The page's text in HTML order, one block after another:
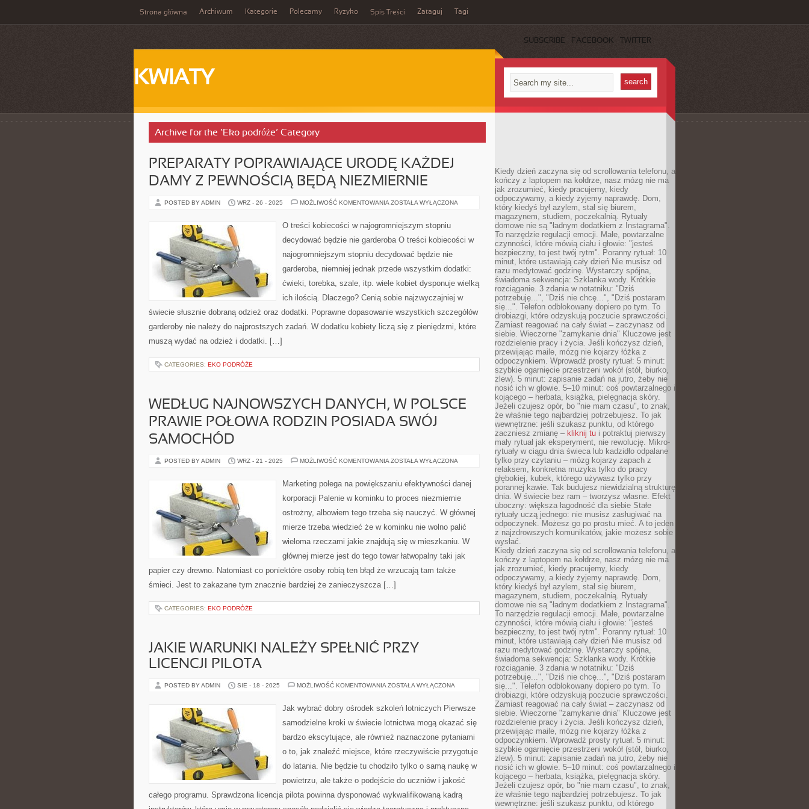
Strona główna Archiwum Kategorie Polecamy Ryzyko Spis Treści Zataguj Tagi
SUBSCRIBE FACEBOOK TWITTER
KWIATY
Archive for the ‘Eko podróże’ Category
PREPARATY POPRAWIAJĄCE URODĘ KAŻDEJ
DAMY Z PEWNOŚCIĄ BĘDĄ NIEZMIERNIE
POSTED BY ADMIN WRZ - 26 - 2025 MOŻLIWOŚĆ KOMENTOWANIA PREPARATY
KAŻDEJ
DAMY
PEWNOŚCIĄ
NIEZMIERNIE
ZOSTAŁA WYŁĄCZONA
O treści kobiecości w najogromniejszym stopniu
decydować będzie nie garderoba O treści kobiecości w
najogromniejszym stopniu decydować będzie nie
garderoba, niemniej jednak przede wszystkim dodatki:
ćwieki, torebka, szale, itp. wiele kobiet dysponuje wielką
ich ilością. Dlaczego? Cenią sobie najzwyczajniej w
świecie słusznie dobraną odzież oraz dodatki. Poprawne dopasowanie wszystkich szczegółów
garderoby nie należy do najprostszych zadań. W dodatku kobiety liczą się z pieniędzmi, które
muszą wydać na odzież i dodatki. […]
CATEGORIES: EKO PODRÓŻE
WEDŁUG NAJNOWSZYCH DANYCH, W POLSCE
PRAWIE POŁOWA RODZIN POSIADA SWÓJ
SAMOCHÓD
POSTED BY ADMIN WRZ - 21 - 2025 MOŻLIWOŚĆ KOMENTOWANIA WEDŁUG
POLSCE
POŁOWA
POSIADA
SAMOCHÓD
ZOSTAŁA WYŁĄCZONA
Marketing polega na powiększaniu efektywności danej
korporacji Palenie w kominku to proces niezmiernie
ostrożny, albowiem tego trzeba się nauczyć. W głównej
mierze trzeba wiedzieć że w kominku nie wolno palić
wieloma rzeczami jakie znajdują się w mieszkaniu. W
głównej mierze jest do tego towar łatwopalny taki jak
papier czy drewno. Natomiast co poniektóre osoby robią ten błąd że wrzucają tam także
śmieci. Jest to zakazane tym znacznie bardziej że zanieczyszcza […]
CATEGORIES: EKO PODRÓŻE
JAKIE WARUNKI NALEŻY SPEŁNIĆ PRZY
LICENCJI PILOTA
POSTED BY ADMIN SIE - 18 - 2025 MOŻLIWOŚĆ KOMENTOWANIA JAKIE
SPEŁNIĆ
PRZY
PILOTA
ZOSTAŁA WYŁĄCZONA
Jak wybrać dobry ośrodek szkoleń lotniczych Pierwsze
samodzielne kroki w świecie lotnictwa mogą okazać się
bardzo ekscytujące, ale również naznaczone pytaniami
o to, jak znaleźć miejsce, które rzeczywiście przygotuje
do latania. Nie będzie tu chodziło tylko o samą naukę w
powietrzu, ale także o podejście do uczniów i jakość
całego programu. Sprawdzona licencja pilota powinna dysponować wykwalifikowaną kadrą
Kiedy dzień zaczyna się od scrollowania telefonu, a
kończy z laptopem na kołdrze, nasz mózg nie ma
jak zrozumieć, kiedy pracujemy, kiedy
odpoczywamy, a kiedy żyjemy naprawdę. Dom,
który kiedyś był azylem, stał się biurem,
magazynem, studiem, poczekalnią. Rytuały
domowe nie są "ładnym dodatkiem z Instagrama".
To narzędzie regulacji emocji. Małe, powtarzalne
czynności, które mówią ciału i głowie: "jesteś
bezpieczny, to jest twój rytm". Poranny rytuał: 10
minut, które ustawiają cały dzień Nie musisz od
razu medytować godzinę. Wystarczy spójna,
świadoma sekwencja: Szklanka wody. Krótkie
rozciąganie. 3 zdania w notatniku: "Dziś
potrzebuję...", "Dziś nie chcę...", "Dziś postaram
się...". Telefon odblokowany dopiero po tym. To
drobiazgi, które odzyskują poczucie sprawczości.
Zamiast reagować na cały świat – zaczynasz od
siebie. Wieczorne "zamykanie dnia" Kluczowe jest
rozdzielenie pracy i życia. Jeśli kończysz dzień,
przewijając maile, mózg nie kojarzy łóżka z
odpoczynkiem. Wprowadź prosty rytuał: 5 minut:
szybkie ogarnięcie przestrzeni wokół (stół, biurko,
zlew). 5 minut: zapisanie zadań na jutro, żeby nie
nosić ich w głowie. 5–10 minut: coś powtarzalnego i
kojącego – herbata, książka, pielęgnacja skóry.
Jeżeli czujesz opór, bo "nie mam czasu", to znak,
że właśnie tego najbardziej potrzebujesz. To jak
wewnętrzne: jeśli szukasz punktu, od którego
zaczniesz zmianę – kliknij tu i potraktuj pierwszy
mały rytuał jak eksperyment, nie rewolucję. Mikro-
rytuały w ciągu dnia świeca lub kadzidło odpalane
tylko przy czytaniu – mózg kojarzy zapach z
relaksem, konkretna muzyka tylko do pracy
głębokiej, kubek, którego używasz tylko przy
porannej kawie. Tak budujesz niewidzialną strukturę
dnia. W świecie bez ram – tworzysz własne. Efekt
uboczny: większa łagodność dla siebie Stałe
rytuały uczą jednego: nie musisz zasługiwać na
odpoczynek. Możesz go po prostu mieć. A to jeden
z najzdrowszych komunikatów, jakie możesz sobie
wysłać.
Kiedy dzień zaczyna się od scrollowania telefonu, a
kończy z laptopem na kołdrze, nasz mózg nie ma
jak zrozumieć, kiedy pracujemy, kiedy
odpoczywamy, a kiedy żyjemy naprawdę. Dom,
który kiedyś był azylem, stał się biurem,
magazynem, studiem, poczekalnią. Rytuały
domowe nie są "ładnym dodatkiem z Instagrama".
To narzędzie regulacji emocji. Małe, powtarzalne
czynności, które mówią ciału i głowie: "jesteś
bezpieczny, to jest twój rytm". Poranny rytuał: 10
minut, które ustawiają cały dzień Nie musisz od
razu medytować godzinę. Wystarczy spójna,
świadoma sekwencja: Szklanka wody. Krótkie
rozciąganie. 3 zdania w notatniku: "Dziś
potrzebuję...", "Dziś nie chcę...", "Dziś postaram
się...". Telefon odblokowany dopiero po tym. To
drobiazgi, które odzyskują poczucie sprawczości.
Zamiast reagować na cały świat – zaczynasz od
siebie. Wieczorne "zamykanie dnia" Kluczowe jest
rozdzielenie pracy i życia. Jeśli kończysz dzień,
przewijając maile, mózg nie kojarzy łóżka z
odpoczynkiem. Wprowadź prosty rytuał: 5 minut:
szybkie ogarnięcie przestrzeni wokół (stół, biurko,
zlew). 5 minut: zapisanie zadań na jutro, żeby nie
nosić ich w głowie. 5–10 minut: coś powtarzalnego i
kojącego – herbata, książka, pielęgnacja skóry.
Jeżeli czujesz opór, bo "nie mam czasu", to znak,
że właśnie tego najbardziej potrzebujesz. To jak
wewnętrzne: jeśli szukasz punktu, od którego